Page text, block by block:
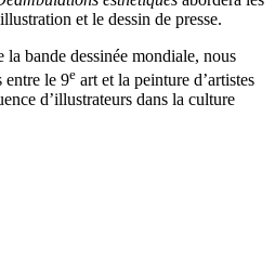
et le dessin de presse.
bande dessinée mondiale, nous
entre le 9e art et la peinture d’artistes
d’illustrateurs dans la culture